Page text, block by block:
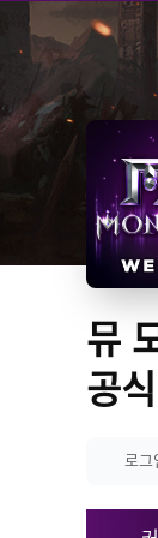
뮤
공
로그